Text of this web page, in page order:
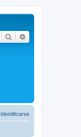
Buscar
Identificarse